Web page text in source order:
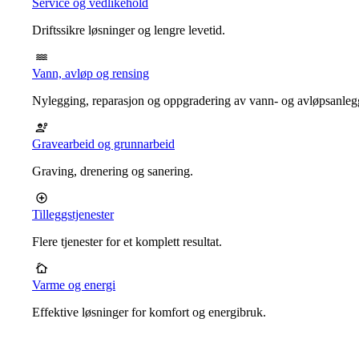
Driftssikre løsninger og lengre levetid.
Vann, avløp og rensing
Nylegging, reparasjon og oppgradering av vann- og
Gravearbeid og grunnarbeid
Graving, drenering og sanering.
Tilleggstjenester
Flere tjenester for et komplett resultat.
Varme og energi
Effektive løsninger for komfort og energibruk.